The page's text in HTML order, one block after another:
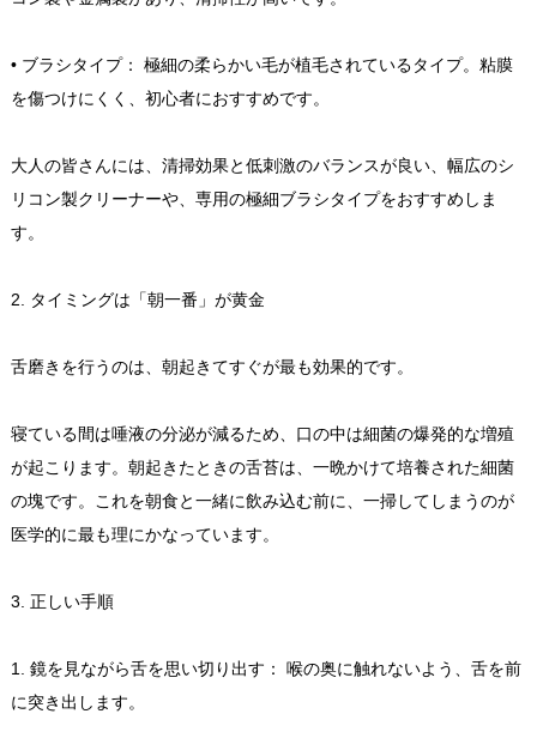
• ブラシタイプ： 極細の柔らかい毛が植毛されているタイプ。粘膜
を傷つけにくく、初心者におすすめです。
大人の皆さんには、清掃効果と低刺激のバランスが良い、幅広のシ
リコン製クリーナーや、専用の極細ブラシタイプをおすすめしま
す。
2. タイミングは「朝一番」が黄金
舌磨きを行うのは、朝起きてすぐが最も効果的です。
寝ている間は唾液の分泌が減るため、口の中は細菌の爆発的な増殖
が起こります。朝起きたときの舌苔は、一晩かけて培養された細菌
の塊です。これを朝食と一緒に飲み込む前に、一掃してしまうのが
医学的に最も理にかなっています。
3. 正しい手順
1. 鏡を見ながら舌を思い切り出す： 喉の奥に触れないよう、舌を前
に突き出します。